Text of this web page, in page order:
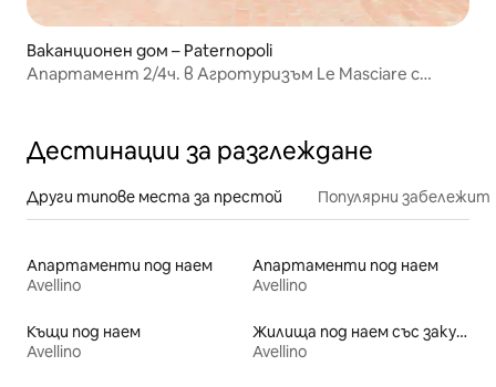
Ваканционен дом – Paternopoli
Апартамент 2/4ч. в Агротуризъм Le Masciare с
Дестинации за разглеждане
Други типове места за престой Популярни
Апартаменти под наем
Avellino
Апартаменти под наем
Avellino
Къщи под наем
Avellino
Жилища под наем със закуска
Avellino